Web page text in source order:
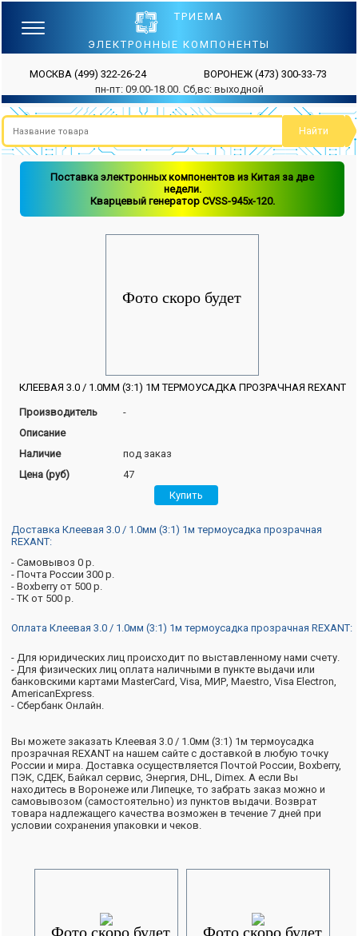
ТРИЕМА
ЭЛЕКТРОННЫЕ КОМПОНЕНТЫ
МОСКВА (499) 322-26-24 ВОРОНЕЖ (473) 300-33-73
пн-пт: 09.00-18.00. Сб,вс: выходной
Поставка электронных компонентов из Китая за две
недели.
Кварцевый генератор CVSS-945x-120.
КЛЕЕВАЯ 3.0 / 1.0ММ (3:1) 1М ТЕРМОУСАДКА ПРОЗРАЧНАЯ REXANT
Производитель
-
Описание
Наличие
под заказ
Цена (руб)
47
Доставка Клеевая 3.0 / 1.0мм (3:1) 1м термоусадка прозрачная
REXANT:
- Самовывоз 0 р.
- Почта России 300 р.
- Boxberry от 500 р.
- ТК от 500 р.
Оплата Клеевая 3.0 / 1.0мм (3:1) 1м термоусадка прозрачная REXANT:
- Для юридических лиц происходит по выставленному нами счету.
- Для физических лиц оплата наличными в пункте выдачи или
банковскими картами MasterCard, Visa, МИР, Maestro, Visa Electron,
AmericanExpress.
- Сбербанк Онлайн.
Вы можете заказать Клеевая 3.0 / 1.0мм (3:1) 1м термоусадка
прозрачная REXANT на нашем сайте с доставкой в любую точку
России и мира. Доставка осуществляется Почтой России, Boxberry,
ПЭК, СДЕК, Байкал сервис, Энергия, DHL, Dimex. А если Вы
находитесь в Воронеже или Липецке, то забрать заказ можно и
самовывозом (самостоятельно) из пунктов выдачи. Возврат
товара надлежащего качества возможен в течение 7 дней при
условии сохранения упаковки и чеков.